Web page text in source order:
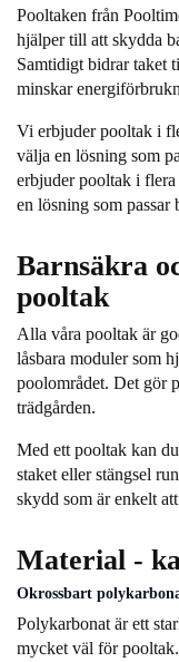
Pooltaken från
hjälper till att skydda
Samtidigt bidrar taket
minskar
Vi erbjuder pooltak i
välja en lösning som
erbjuder pooltak i
en lösning som
Barnsäkra
pooltak
Alla våra pooltak är
låsbara moduler som
poolområdet. Det gör
trädgården.
Med ett pooltak kan
staket eller stängsel
skydd som är enkelt
Material -
Okrossbart
Polykarbonat är ett
mycket väl för